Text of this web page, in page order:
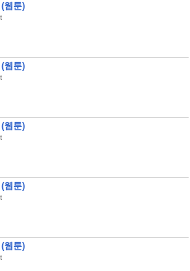
웹툰)
웹툰)
웹툰)
웹툰)
웹툰)